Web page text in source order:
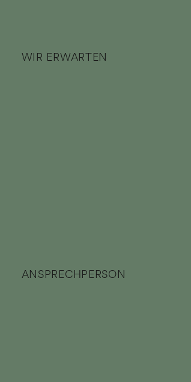
WIR ERWARTEN
ANSPRECHPERSON